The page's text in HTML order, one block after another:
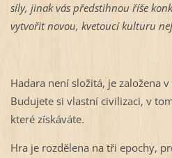
síly, jinak vás předstihnou říše
vytvořit novou, kvetoucí kulturu
Hadara není složitá, je založena
Budujete si vlastní civilizaci, v
které získáváte.
Hra je rozdělena na tři epochy,